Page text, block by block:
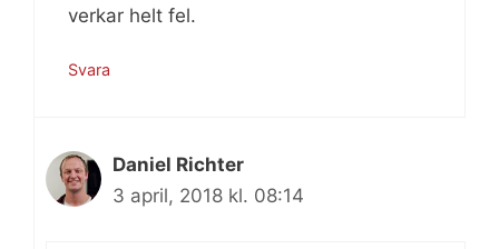
verkar helt fel.
Svara
Daniel Richter
3 april, 2018 kl. 08:14